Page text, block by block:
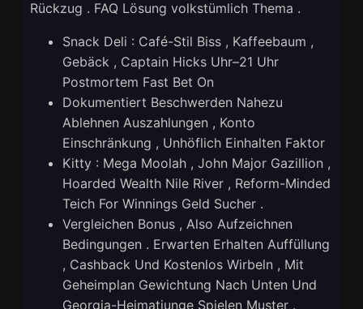
Rückzug . FAQ Lösung volkstümlich Thema .
Snack Deli : Café-Stil Biss , Kaffeebaum ,
Gebäck , Captain Hicks Uhr–21 Uhr
Postmortem Fast Bet On
Dokumentiert Beschwerden Nahezu
Ablehnen Auszahlungen , Konto
Einschränkung , Unhöflich Einhalten Faktor
Kitty : Mega Moolah , John Major Gazillion ,
Hoarded Wealth Nile River , Reform-Minded
Teich For Winnings Geld Sucher .
Vergleichen Bonus , Also Aufzeichnen
Bedingungen . Erwarten Erhalten Auffüllung
, Cashback Und Kostenlos Wirbeln , Mit
Geheimplan Gewichtung Nach Unten Und
Georgia-Heimatjunge Spielen Muster .